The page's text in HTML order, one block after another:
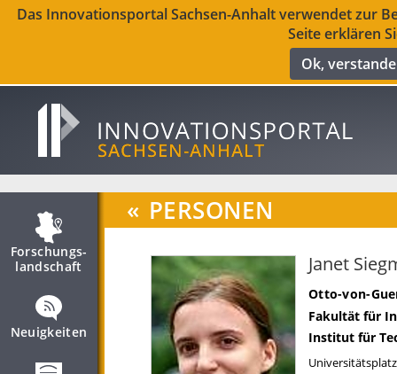
Das Innovationsportal Sachsen-Anhalt verwendet zur
Seite erklären
Ok,
Forschungs­
landschaft
Neuigkeiten
« PERSONEN
Janet
Otto-von-
Fakultät für
Institut für